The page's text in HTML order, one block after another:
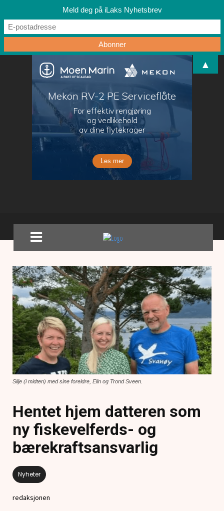
Silje (i midten) med sine foreldre, Elin og Trond Sveen.
Hentet hjem datteren som
ny fiskevelferds- og
bærekraftsansvarlig
Nyheter
redaksjonen
Meld deg på iLaks Nyhetsbrev
▲